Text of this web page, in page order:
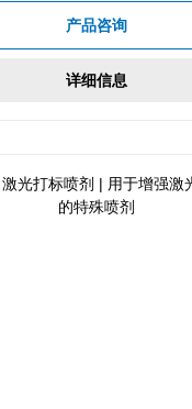
产品咨询
详细信息